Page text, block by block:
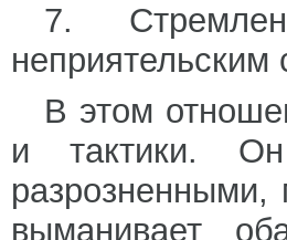
7.
неприятельским
В этом
и тактики. Он
выманивает